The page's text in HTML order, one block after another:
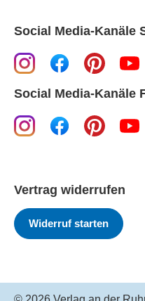
Social Media-Kanäle
Social Media-Kanäle
Vertrag widerrufen
Widerruf starten